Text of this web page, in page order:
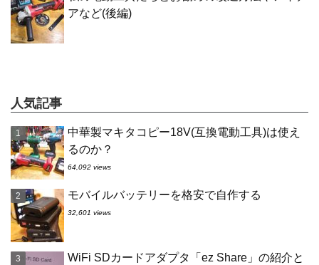
アなど(後編)
人気記事
中華製マキタコピー18V(互換電動工具)は使え
るのか？
64,092 views
モバイルバッテリーを格安で自作する
32,601 views
WiFi SDカードアダプタ「ez Share」の紹介と